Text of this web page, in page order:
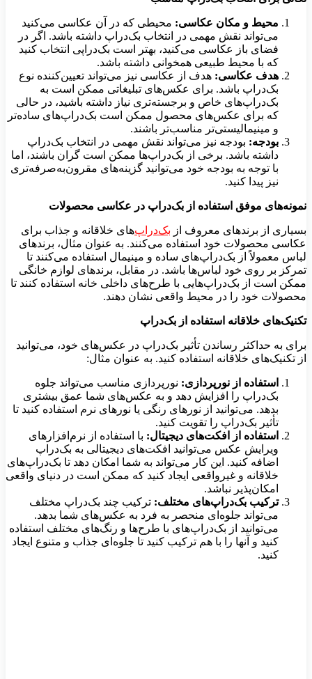
محیط و مکان عکاسی: محیطی که در آن عکاسی می‌کنید
می‌تواند نقش مهمی در انتخاب بک‌دراپ داشته باشد. اگر در
فضای باز عکاسی می‌کنید، بهتر است بک‌دراپی انتخاب کنید
که با محیط طبیعی همخوانی داشته باشد.
هدف عکاسی: هدف از عکاسی نیز می‌تواند تعیین‌کننده نوع
بک‌دراپ باشد. برای عکس‌های تبلیغاتی ممکن است به
بک‌دراپ‌های خاص و برجسته‌تری نیاز داشته باشید، در حالی
که برای عکس‌های محصول ممکن است بک‌دراپ‌های ساده‌تر
و مینیمالیستی‌تر مناسب‌تر باشند.
بودجه: بودجه نیز می‌تواند نقش مهمی در انتخاب بک‌دراپ
داشته باشد. برخی از بک‌دراپ‌ها ممکن است گران باشند، اما
با توجه به بودجه خود می‌توانید گزینه‌های مقرون‌به‌صرفه‌تری
نیز پیدا کنید.
نمونه‌های موفق استفاده از بک‌دراپ در عکاسی محصولات
بسیاری از برندهای معروف از بک‌دراپ‌های خلاقانه و جذاب برای
عکاسی محصولات خود استفاده می‌کنند. به عنوان مثال، برندهای
لباس معمولاً از بک‌دراپ‌های ساده و مینیمال استفاده می‌کنند تا
تمرکز بر روی خود لباس‌ها باشد. در مقابل، برندهای لوازم خانگی
ممکن است از بک‌دراپ‌هایی با طرح‌های داخلی خانه استفاده کنند تا
محصولات خود را در محیط واقعی نشان دهند.
تکنیک‌های خلاقانه استفاده از بک‌دراپ
برای به حداکثر رساندن تأثیر بک‌دراپ در عکس‌های خود، می‌توانید
از تکنیک‌های خلاقانه استفاده کنید. به عنوان مثال:
استفاده از نورپردازی: نورپردازی مناسب می‌تواند جلوه
بک‌دراپ را افزایش دهد و به عکس‌های شما عمق بیشتری
بدهد. می‌توانید از نورهای رنگی یا نورهای نرم استفاده کنید تا
تأثیر بک‌دراپ را تقویت کنید.
استفاده از افکت‌های دیجیتال: با استفاده از نرم‌افزارهای
ویرایش عکس می‌توانید افکت‌های دیجیتالی به بک‌دراپ
اضافه کنید. این کار می‌تواند به شما امکان دهد تا بک‌دراپ‌های
خلاقانه و غیرواقعی ایجاد کنید که ممکن است در دنیای واقعی
امکان‌پذیر نباشد.
ترکیب بک‌دراپ‌های مختلف: ترکیب چند بک‌دراپ مختلف
می‌تواند جلوه‌ای منحصر به فرد به عکس‌های شما بدهد.
می‌توانید از بک‌دراپ‌های با طرح‌ها و رنگ‌های مختلف استفاده
کنید و آنها را با هم ترکیب کنید تا جلوه‌ای جذاب و متنوع ایجاد
کنید.